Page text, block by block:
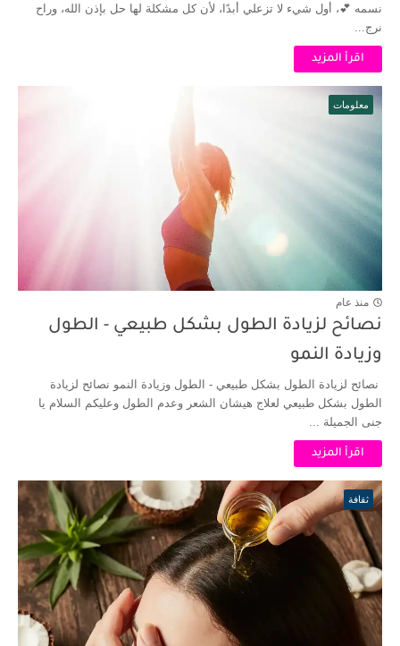
نسمه 💕، أول شيء لا تزعلي أبدًا، لأن كل مشكلة لها حل بإذن الله، وراح
نرج...
اقرأ المزيد
معلومات
منذ عام
نصائح لزيادة الطول بشكل طبيعي - الطول
وزيادة النمو
نصائح لزيادة الطول بشكل طبيعي - الطول وزيادة النمو نصائح لزيادة
الطول بشكل طبيعي لعلاج هيشان الشعر وعدم الطول وعليكم السلام يا
جنى الجميلة ...
اقرأ المزيد
ثقافة